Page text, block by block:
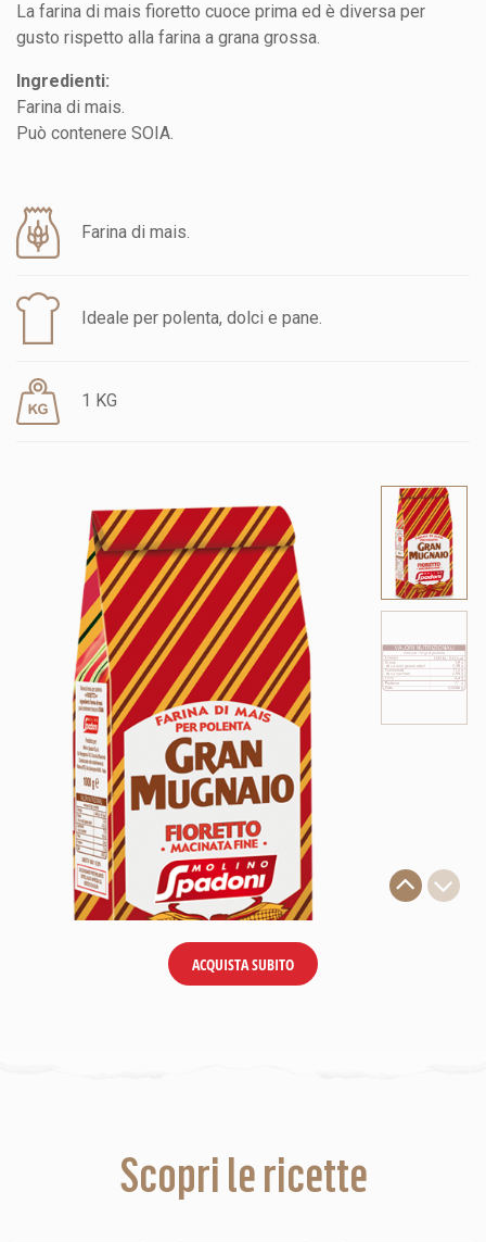
La farina di mais fioretto cuoce prima ed è diversa per
gusto rispetto alla farina a grana grossa.
Ingredienti:
Farina di mais.
Può contenere SOIA.
Farina di mais.
Ideale per polenta, dolci e pane.
1 KG
ACQUISTA SUBITO
Scopri le ricette